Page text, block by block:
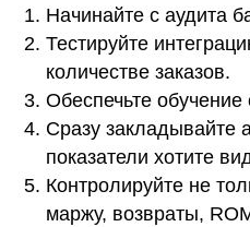
Начинайте с аудита
Тестируйте
количестве заказов.
Обеспечьте обучение
Сразу закладывайте
показатели хотите
Контролируйте не
маржу, возвраты,